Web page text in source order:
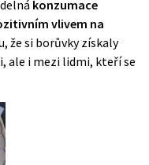
konzumace
vlivem na
že si borůvky získaly
ale i mezi lidmi, kteří se